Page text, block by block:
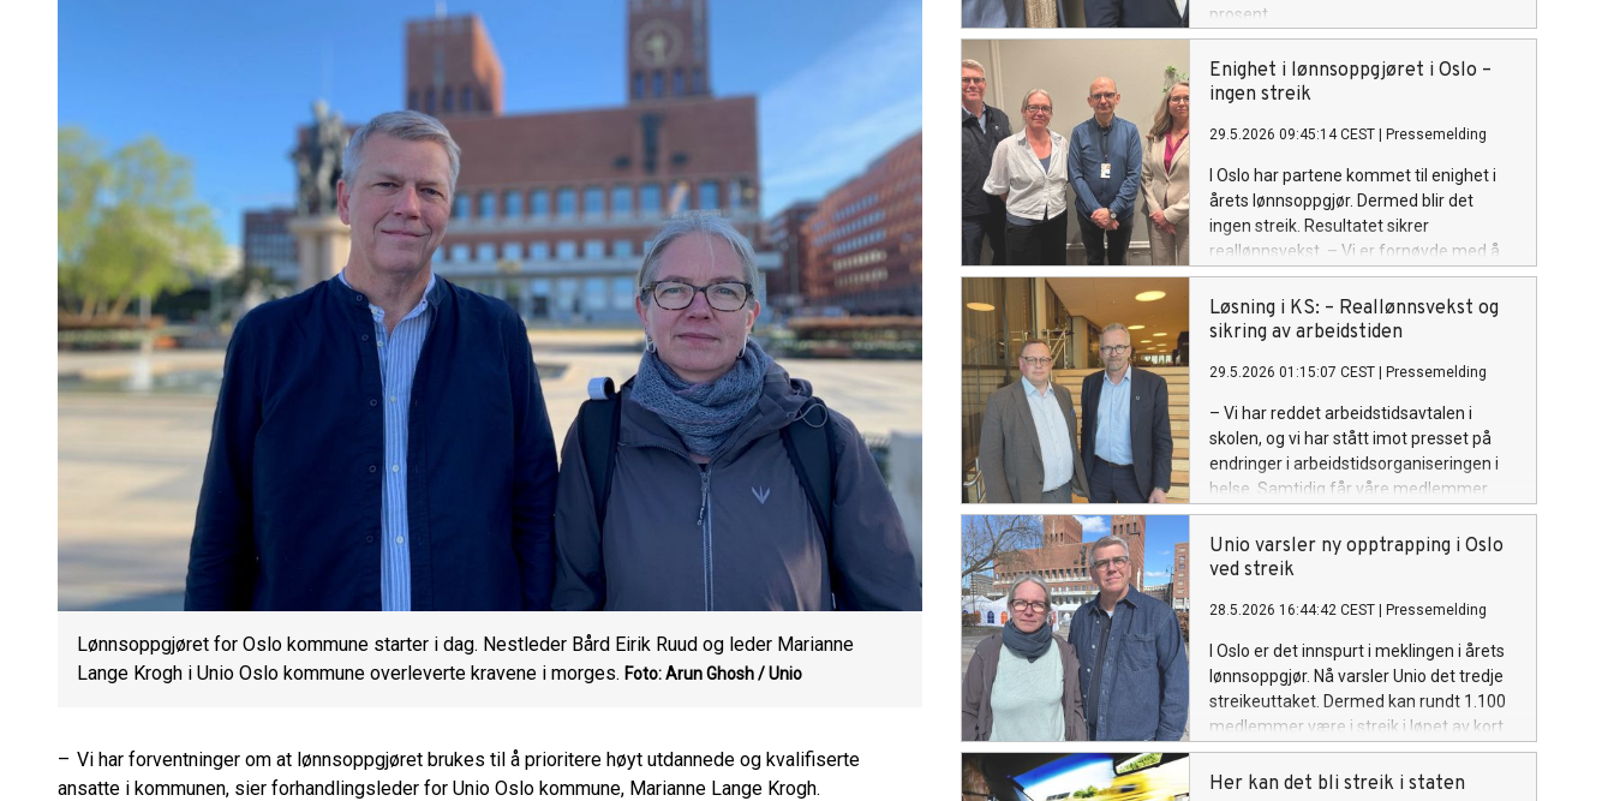
Lønnsoppgjøret for Oslo kommune starter i dag. Nestleder Bård Eirik Ruud og leder Marianne
Lange Krogh i Unio Oslo kommune overleverte kravene i morges. Foto: Arun Ghosh / Unio
– Vi har forventninger om at lønnsoppgjøret brukes til å prioritere høyt utdannede og kvalifiserte
ansatte i kommunen, sier forhandlingsleder for Unio Oslo kommune, Marianne Lange Krogh.
prosent.
Enighet i lønnsoppgjøret i Oslo –
ingen streik
29.5.2026 09:45:14 CEST Pressemelding
I Oslo har partene kommet til enighet i
årets lønnsoppgjør. Dermed blir det
ingen streik. Resultatet sikrer
reallønnsvekst. – Vi er fornøyde med å
ha kommet til enighet i et svært
vanskelig oppgjør, der vi meklet langt på
overtid, sier forhandlingsleder Marianne
Løsning i KS: – Reallønnsvekst og
sikring av arbeidstiden
29.5.2026 01:15:07 CEST Pressemelding
– Vi har reddet arbeidstidsavtalen i
skolen, og vi har stått imot presset på
endringer i arbeidstidsorganiseringen i
helse. Samtidig får våre medlemmer
reallønnsøkning, sier Unios
forhandlingsleder Geir Røsvoll.
Unio varsler ny opptrapping i Oslo
ved streik
28.5.2026 16:44:42 CEST Pressemelding
I Oslo er det innspurt i meklingen i årets
lønnsoppgjør. Nå varsler Unio det tredje
streikeuttaket. Dermed kan rundt 1.100
medlemmer være i streik i løpet av kort
tid dersom partene ikke blir enige.
Her kan det bli streik i staten